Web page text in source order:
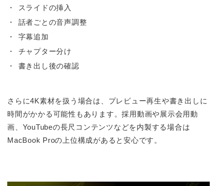
スライドの挿入
話者ごとの音声調整
字幕追加
チャプター分け
書き出し後の確認
さらに4K素材を扱う場合は、プレビュー再生や書き出しに
時間がかかる可能性もあります。採用動画や展示会用動
画、YouTubeの長尺コンテンツなどを内製する場合は
MacBook Proの上位構成があると安心です。